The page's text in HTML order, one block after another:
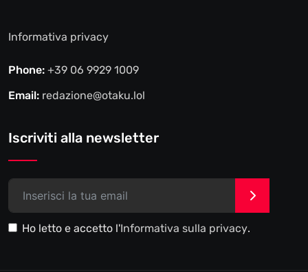
Informativa privacy
Phone: +39 06 9929 1009
Email: redazione@otaku.lol
Iscriviti alla newsletter
Ho letto e accetto l'Informativa sulla privacy.
>